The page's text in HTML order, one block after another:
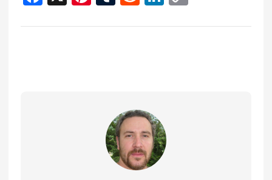
c
er m d k p